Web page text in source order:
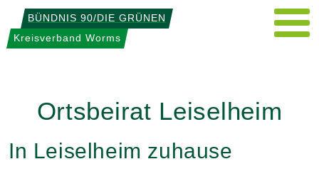
Weiter
zum
Inhalt
BÜNDNIS 90/DIE GRÜNEN
Kreisverband Worms
Ortsbeirat Leiselheim
In Leiselheim zuhause